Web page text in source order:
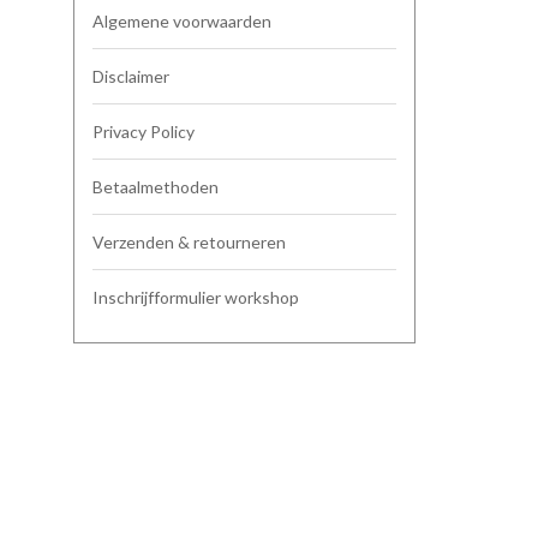
Algemene voorwaarden
Disclaimer
Privacy Policy
Betaalmethoden
Verzenden & retourneren
Inschrijfformulier workshop